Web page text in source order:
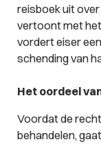
reisboek uit
vertoont met het
vordert eiser
schending van
Het oordeel
Voordat de
behandelen,